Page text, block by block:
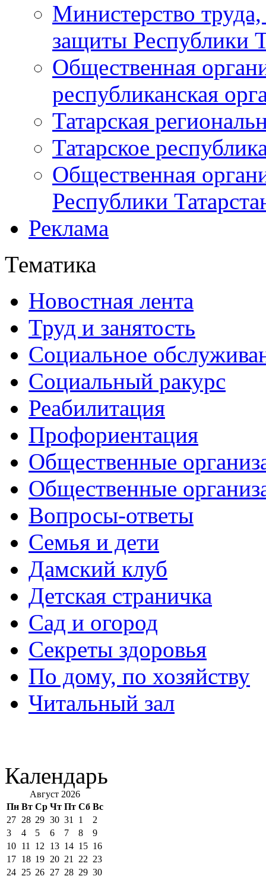
Министерство
защиты Республики
Общественная
республиканская
Татарская
Татарское
Общественная
Республики
Реклама
Тематика
Новостная лента
Труд и занятость
Социальное
Социальный ракурс
Реабилитация
Профориентация
Общественные
Общественные
Вопросы-ответы
Семья и дети
Дамский клуб
Детская страничка
Сад и огород
Секреты здоровья
По дому, по хозяйству
Читальный зал
Календарь
Август 2026
Пн Вт Ср Чт Пт Сб Вс
27 28 29 30 31 1
2
3
4 5 6 7 8
9
10 11 12 13 14 15 16
17 18 19 20 21 22 23
24 25 26 27 28 29 30